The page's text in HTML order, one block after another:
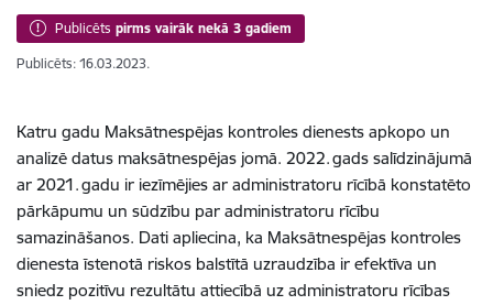
Publicēts pirms vairāk nekā 3 gadiem
Publicēts: 16.03.2023.
Katru gadu Maksātnespējas kontroles dienests apkopo un
analizē datus maksātnespējas jomā. 2022. gads salīdzinājumā
ar 2021. gadu ir iezīmējies ar administratoru rīcībā konstatēto
pārkāpumu un sūdzību par administratoru rīcību
samazināšanos. Dati apliecina, ka Maksātnespējas kontroles
dienesta īstenotā riskos balstītā uzraudzība ir efektīva un
sniedz pozitīvu rezultātu attiecībā uz administratoru rīcības